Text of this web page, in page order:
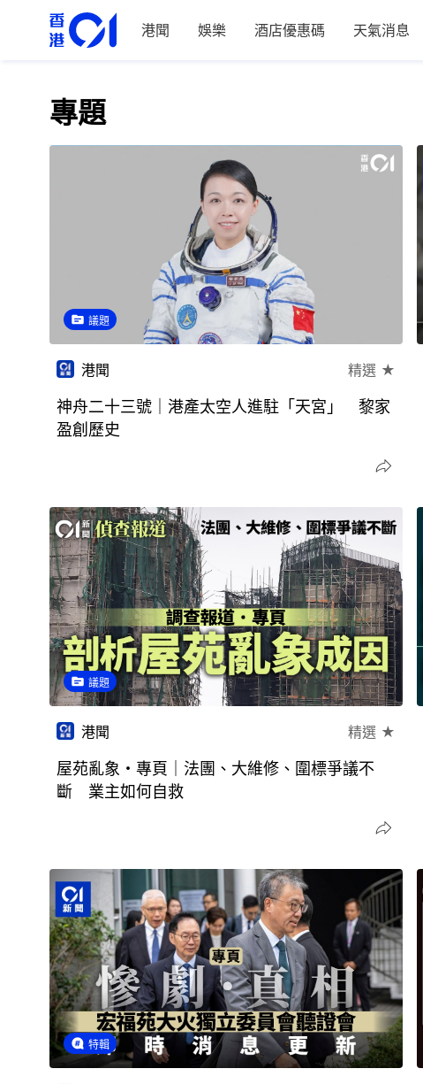
港聞 娛樂 酒店優惠碼 天氣消息
專題
議題
港聞 精選 ★
神舟二十三號｜港產太空人進駐「天宮」 黎家
盈創歷史
議題
港聞 精選 ★
屋苑亂象・專頁｜法團、大維修、圍標爭議不
斷 業主如何自救
特輯